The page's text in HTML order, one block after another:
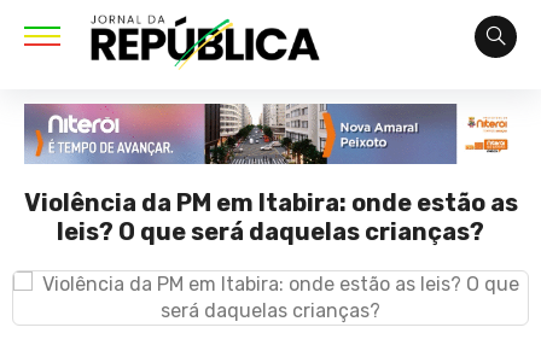
Violência da PM em Itabira: onde estão as
leis? O que será daquelas crianças?